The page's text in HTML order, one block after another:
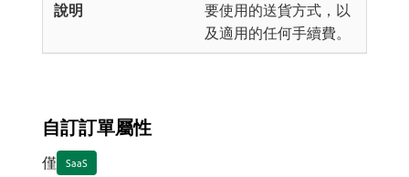
要使用的送貨方式，以
及適用的任何手續費。
自訂訂單屬性
僅 SaaS